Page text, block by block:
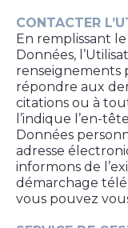
CONTACTER
En remplissant
Données,
renseignements
répondre aux
citations ou à
l’indique l’en-
Données
adresse
informons de
démarchage
vous pouvez